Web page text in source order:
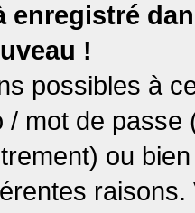
enregistré
!
possibles à
/ mot de
ou